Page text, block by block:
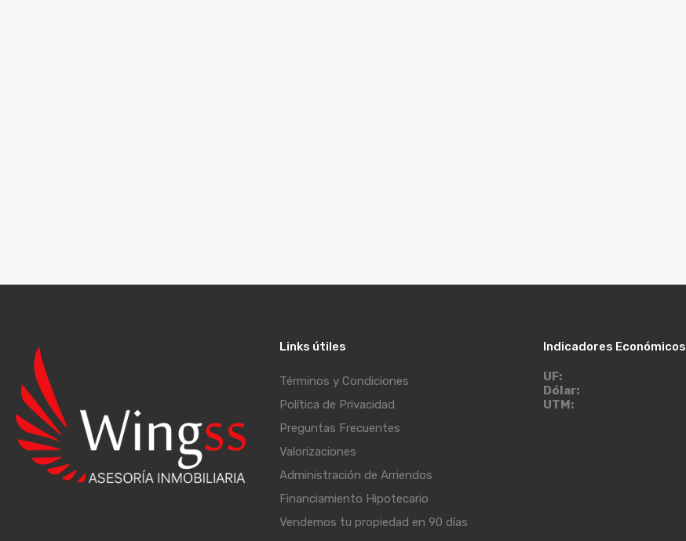
Links útiles
Términos y Condiciones
Política de Privacidad
Preguntas Frecuentes
Valorizaciones
Administración de Arriendos
Financiamiento Hipotecario
Vendemos tu propiedad en 90 días
Indicadores Económicos
UF:
Dólar:
UTM: